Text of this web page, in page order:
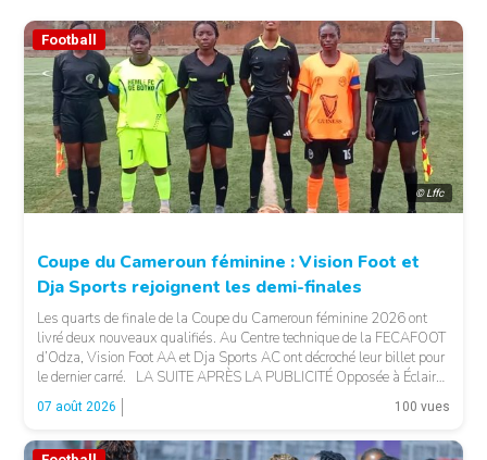
© Lffc
Football
Coupe du Cameroun féminine : Vision Foot et
Dja Sports rejoignent les demi-finales
Les quarts de finale de la Coupe du Cameroun féminine 2026 ont
livré deux nouveaux qualifiés. Au Centre technique de la FECAFOOT
d’Odza, Vision Foot AA et Dja Sports AC ont décroché leur billet pour
le dernier carré. LA SUITE APRÈS LA PUBLICITÉ Opposée à Éclair
FF, Vision Foot a dû patienter jusqu’à la […]
07 août 2026 100 vues